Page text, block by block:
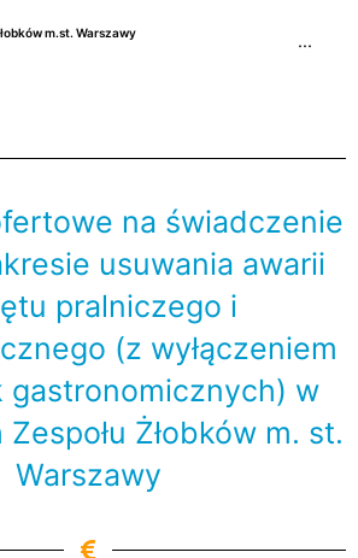
m.st. Warszawy
···
na świadczenie
usuwania awarii
pralniczego i
(z wyłączeniem
gastronomicznych) w
Żłobków m. st.
Warszawy